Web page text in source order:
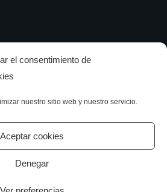
el consentimiento de
nuestro sitio web y nuestro servicio.
Aceptar cookies
Denegar